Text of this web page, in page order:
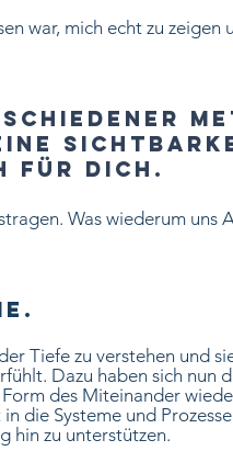
war, mich echt zu zeigen
für Dich.
Was wiederum uns
Tiefe zu verstehen und
Dazu haben sich nun
des Miteinander
die Systeme und
hin zu unterstützen.